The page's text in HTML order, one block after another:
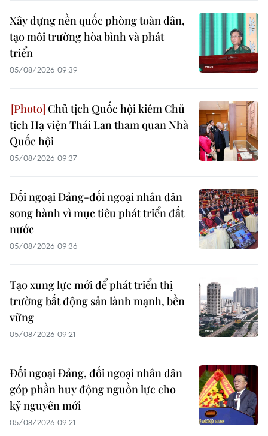
Xây dựng nền quốc phòng toàn dân,
tạo môi trường hòa bình và phát
triển
05/08/2026 09:39
Chủ tịch Quốc hội kiêm Chủ
tịch Hạ viện Thái Lan tham quan Nhà
Quốc hội
05/08/2026 09:37
Đối ngoại Đảng-đối ngoại nhân dân
song hành vì mục tiêu phát triển đất
nước
05/08/2026 09:36
Tạo xung lực mới để phát triển thị
trường bất động sản lành mạnh, bền
vững
05/08/2026 09:21
Đối ngoại Đảng, đối ngoại nhân dân
góp phần huy động nguồn lực cho
kỷ nguyên mới
05/08/2026 09:21